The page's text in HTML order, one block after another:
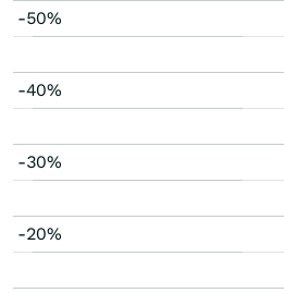
-50%
-40%
-30%
-20%